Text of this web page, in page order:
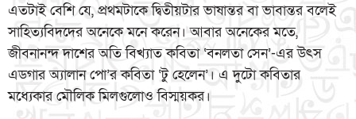
এতটাই বেশি যে, প্রথমটাকে দ্বিতীয়টার ভাষান্তর বা ভাবান্তর বলেই
সাহিত্যবিদদের অনেকে মনে করেন। আবার অনেকের মতে,
জীবনানন্দ দাশের অতি বিখ্যাত কবিতা ‘বনলতা সেন’-এর উৎস
এডগার অ্যালান পো’র কবিতা ‘টু হেলেন’। এ দুটো কবিতার
মধ্যেকার মৌলিক মিলগুলোও বিস্ময়কর।